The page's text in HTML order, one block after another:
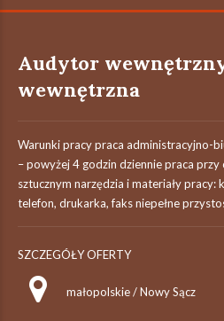
Audytor
wewnętrzna
Warunki pracy praca administracyjno-
– powyżej 4 godzin dziennie praca
sztucznym narzędzia i materiały
telefon, drukarka, faks niepełne
SZCZEGÓŁY OFERTY
małopolskie / Nowy Sącz